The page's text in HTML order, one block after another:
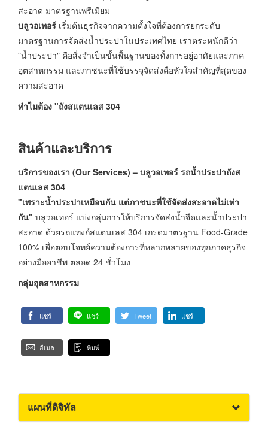
สะอาด มาตรฐานพรีเมียม
บลูวอเทอร์ เริ่มต้นธุรกิจจากความตั้งใจที่ต้องการยกระดับ
มาตรฐานการจัดส่งน้ำประปาในประเทศไทย เราตระหนักดีว่า
"น้ำประปา" คือสิ่งจำเป็นขั้นพื้นฐานของทั้งการอยู่อาศัยและภาค
อุตสาหกรรม และภาชนะที่ใช้บรรจุจัดส่งคือหัวใจสำคัญที่สุดของ
ความสะอาด
ทำไมต้อง "ถังสแตนเลส 304
สินค้าและบริการ
บริการของเรา (Our Services) – บลูวอเทอร์ รถน้ำประปาถังส
แตนเลส 304
"เพราะน้ำประปาเหมือนกัน แต่ภาชนะที่ใช้จัดส่งสะอาดไม่เท่า
กัน" บลูวอเทอร์ แบ่งกลุ่มการให้บริการจัดส่งน้ำจืดและน้ำประปา
สะอาด ด้วยรถแทงก์สแตนเลส 304 เกรดมาตรฐาน Food-Grade
100% เพื่อตอบโจทย์ความต้องการที่หลากหลายของทุกภาคธุรกิจ
อย่างมืออาชีพ ตลอด 24 ชั่วโมง
กลุ่มอุตสาหกรรม
แชร์ แชร์ Tweet แชร์
อีเมล พิมพ์
แผนที่ดิจิทัล